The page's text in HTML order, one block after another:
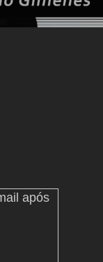
após